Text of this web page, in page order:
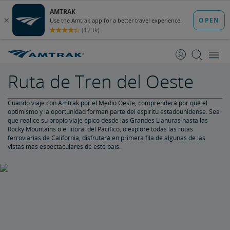
Contenido
Navegación
Ruta de Tren del Oeste
Cuando viaje con Amtrak por el Medio Oeste, comprenderá por qué el
optimismo y la oportunidad forman parte del espíritu estadounidense. Sea
que realice su propio viaje épico desde las Grandes Llanuras hasta las
Rocky Mountains o el litoral del Pacífico, o explore todas las rutas
ferroviarias de California, disfrutará en primera fila de algunas de las
vistas más espectaculares de este país.